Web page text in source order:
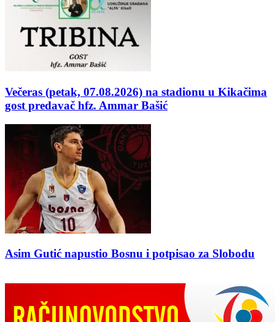
Večeras (petak, 07.08.2026) na stadionu u Kikačima
gost predavač hfz. Ammar Bašić
Asim Gutić napustio Bosnu i potpisao za Slobodu